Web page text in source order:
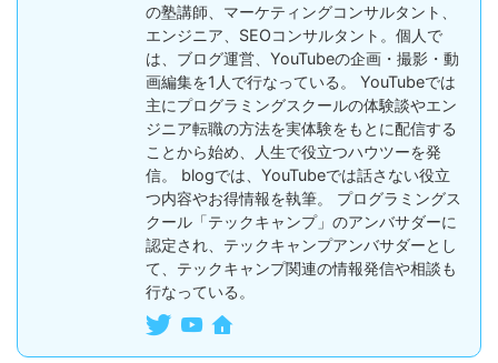
の塾講師、マーケティングコンサルタント、
エンジニア、SEOコンサルタント。個人で
は、ブログ運営、YouTubeの企画・撮影・動
画編集を1人で行なっている。 YouTubeでは
主にプログラミングスクールの体験談やエン
ジニア転職の方法を実体験をもとに配信する
ことから始め、人生で役立つハウツーを発
信。 blogでは、YouTubeでは話さない役立
つ内容やお得情報を執筆。 プログラミングス
クール「テックキャンプ」のアンバサダーに
認定され、テックキャンプアンバサダーとし
て、テックキャンプ関連の情報発信や相談も
行なっている。